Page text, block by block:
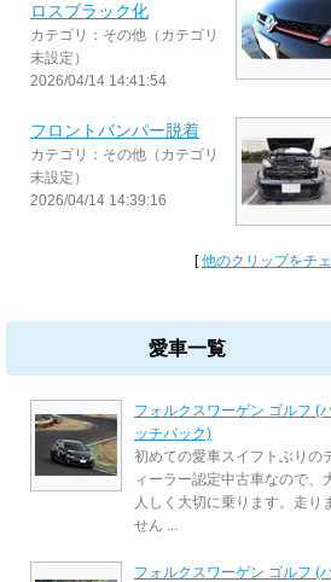
ロスブラック化
カテゴリ：その他（カテゴリ
未設定）
2026/04/14 14:41:54
フロントバンパー脱着
カテゴリ：その他（カテゴリ
未設定）
2026/04/14 14:39:16
[他のクリップをチ
愛車一覧
フォルクスワーゲン ゴルフ (
ッチバック)
初めての愛車スイフトぶりの
ィーラー認定中古車なので、
人しく大切に乗ります。走り
せん ...
フォルクスワーゲン ゴルフ (